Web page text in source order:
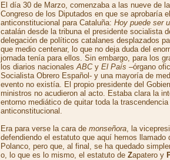
El día 30 de Marzo, comenzaba a las nueve de
Congreso de los Diputados en que se aprobaría
anticonstitucional para Cataluña: Hoy puede ser
catalán desde la tribuna el presidente socialista
delegación de políticos catalanes desplazados
que medio centenar, lo que no deja duda del
jornada tenía para ellos. Sin embargo, para los
los diarios nacionalesABCy El País –órgano
Socialista Obrero Español- y una mayoría de
evento no existía. El propio presidente del
ministros no acudieron al acto. Estaba clara la
entorno mediático de quitar toda la
anticonstitucional.
Era para verse la cara de monseñora, la
defendiendo el estatuto que aquí hemos llamado
Polanco, pero que, al final, se ha quedado
o, lo que es lo mismo, el estatuto de Zapatero y